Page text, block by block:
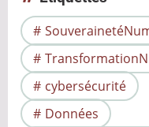
cybersécurité
Données